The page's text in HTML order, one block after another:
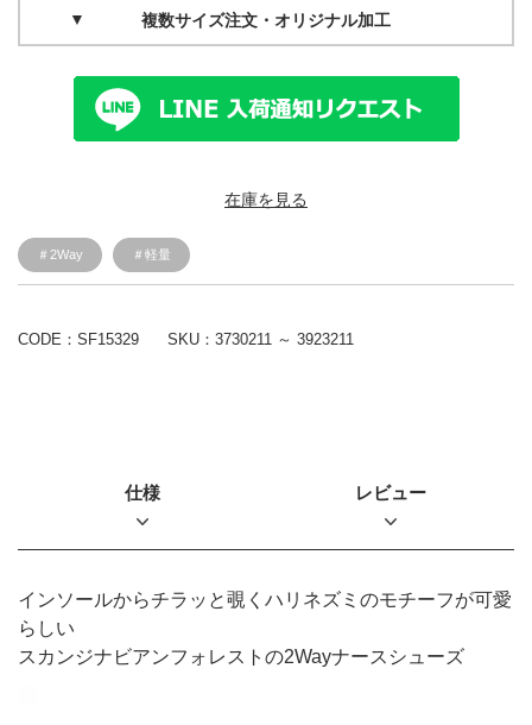
複数サイズ注文・オリジナル加工
在庫を見る
＃2Way ＃軽量
CODE：SF15329 SKU： 3730211 ～ 3923211
仕様 レビュー
インソールからチラッと覗くハリネズミのモチーフが可愛
らしい
スカンジナビアンフォレストの2Wayナースシューズ